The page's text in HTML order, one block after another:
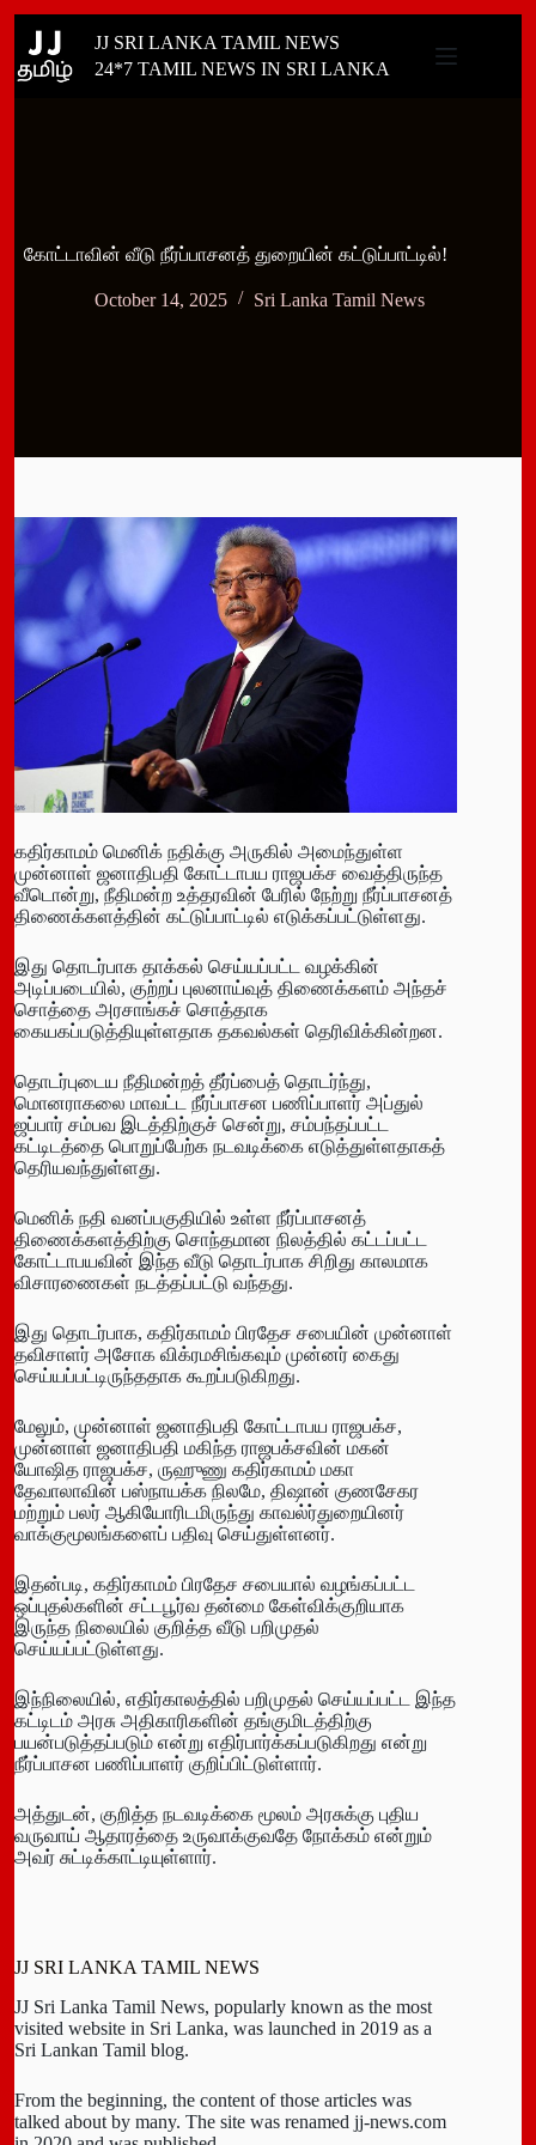
content
JJ SRI LANKA TAMIL NEWS
24*7 TAMIL NEWS IN SRI LANKA
கோட்டாவின் வீடு நீர்ப்பாசனத் துறையின் கட்டுப்பாட்டில்!
October 14, 2025 Sri Lanka Tamil News
கதிர்காமம் மெனிக் நதிக்கு அருகில் அமைந்துள்ள
முன்னாள் ஜனாதிபதி கோட்டாபய ராஜபக்ச வைத்திருந்த
வீடொன்று, நீதிமன்ற உத்தரவின் பேரில் நேற்று நீர்ப்பாசனத்
திணைக்களத்தின் கட்டுப்பாட்டில் எடுக்கப்பட்டுள்ளது.
இது தொடர்பாக தாக்கல் செய்யப்பட்ட வழக்கின்
அடிப்படையில், குற்றப் புலனாய்வுத் திணைக்களம் அந்தச்
சொத்தை அரசாங்கச் சொத்தாக
கையகப்படுத்தியுள்ளதாக தகவல்கள் தெரிவிக்கின்றன.
தொடர்புடைய நீதிமன்றத் தீர்ப்பைத் தொடர்ந்து,
மொனராகலை மாவட்ட நீர்ப்பாசன பணிப்பாளர் அப்துல்
ஜப்பார் சம்பவ இடத்திற்குச் சென்று, சம்பந்தப்பட்ட
கட்டிடத்தை பொறுப்பேற்க நடவடிக்கை எடுத்துள்ளதாகத்
தெரியவந்துள்ளது.
மெனிக் நதி வனப்பகுதியில் உள்ள நீர்ப்பாசனத்
திணைக்களத்திற்கு சொந்தமான நிலத்தில் கட்டப்பட்ட
கோட்டாபயவின் இந்த வீடு தொடர்பாக சிறிது காலமாக
விசாரணைகள் நடத்தப்பட்டு வந்தது.
இது தொடர்பாக, கதிர்காமம் பிரதேச சபையின் முன்னாள்
தவிசாளர் அசோக விக்ரமசிங்கவும் முன்னர் கைது
செய்யப்பட்டிருந்ததாக கூறப்படுகிறது.
மேலும், முன்னாள் ஜனாதிபதி கோட்டாபய ராஜபக்ச,
முன்னாள் ஜனாதிபதி மகிந்த ராஜபக்சவின் மகன்
யோஷித ராஜபக்ச, ருஹுணு கதிர்காமம் மகா
தேவாலாவின் பஸ்நாயக்க நிலமே, திஷான் குணசேகர
மற்றும் பலர் ஆகியோரிடமிருந்து காவல்ர்துறையினர்
வாக்குமூலங்களைப் பதிவு செய்துள்ளனர்.
இதன்படி, கதிர்காமம் பிரதேச சபையால் வழங்கப்பட்ட
ஒப்புதல்களின் சட்டபூர்வ தன்மை கேள்விக்குறியாக
இருந்த நிலையில் குறித்த வீடு பறிமுதல்
செய்யப்பட்டுள்ளது.
இந்நிலையில், எதிர்காலத்தில் பறிமுதல் செய்யப்பட்ட இந்த
கட்டிடம் அரசு அதிகாரிகளின் தங்குமிடத்திற்கு
பயன்படுத்தப்படும் என்று எதிர்பார்க்கப்படுகிறது என்று
நீர்ப்பாசன பணிப்பாளர் குறிப்பிட்டுள்ளார்.
அத்துடன், குறித்த நடவடிக்கை மூலம் அரசுக்கு புதிய
வருவாய் ஆதாரத்தை உருவாக்குவதே நோக்கம் என்றும்
அவர் சுட்டிக்காட்டியுள்ளார்.
JJ SRI LANKA TAMIL NEWS
JJ Sri Lanka Tamil News, popularly known as the most
visited website in Sri Lanka, was launched in 2019 as a
Sri Lankan Tamil blog.
From the beginning, the content of those articles was
talked about by many. The site was renamed jj-news.com